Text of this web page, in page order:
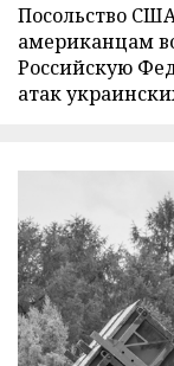
Посольство
американцам
Российскую
атак